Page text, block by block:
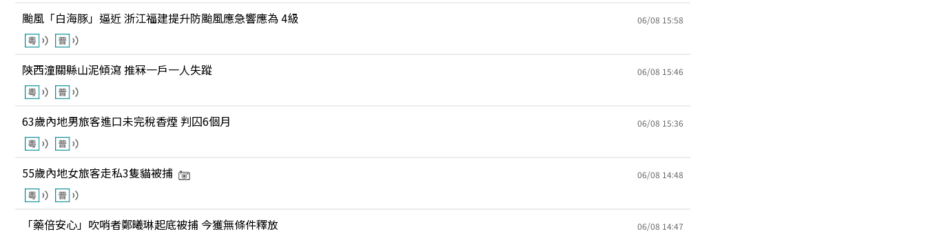
颱風「白海豚」逼近 浙江福建提升防颱風應急響應為 4級 06/08 15:58
陝西潼關縣山泥傾瀉 推冧一戶一人失蹤 06/08 15:46
63歲內地男旅客進口未完稅香煙 判囚6個月 06/08 15:36
55歲內地女旅客走私3隻貓被捕 06/08 14:48
「藥倍安心」吹哨者鄭曦琳起底被捕 今獲無條件釋放 06/08 14:47